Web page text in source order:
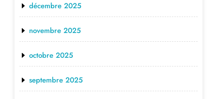
décembre 2025
novembre 2025
octobre 2025
septembre 2025